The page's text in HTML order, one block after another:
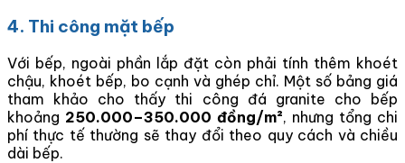
4. Thi công mặt bếp
Với bếp, ngoài phần lắp đặt còn phải tính thêm khoét
chậu, khoét bếp, bo cạnh và ghép chỉ. Một số bảng giá
tham khảo cho thấy thi công đá granite cho bếp
khoảng 250.000–350.000 đồng/m², nhưng tổng chi
phí thực tế thường sẽ thay đổi theo quy cách và chiều
dài bếp.